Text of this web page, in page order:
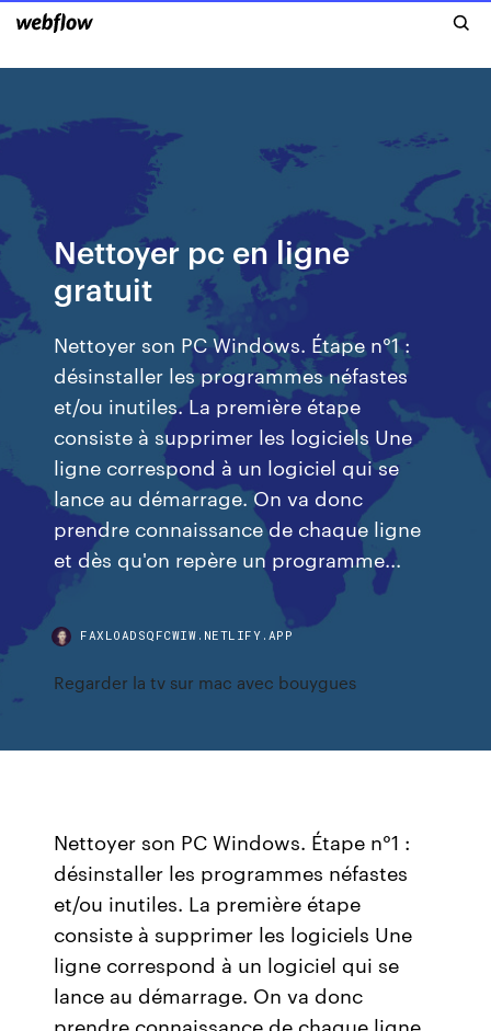
Nettoyer pc en ligne
gratuit
Nettoyer son PC Windows. Étape n°1 :
désinstaller les programmes néfastes
et/ou inutiles. La première étape
consiste à supprimer les logiciels Une
ligne correspond à un logiciel qui se
lance au démarrage. On va donc
prendre connaissance de chaque ligne
et dès qu'on repère un programme...
FAXLOADSQFCWIW.NETLIFY.APP
Regarder la tv sur mac avec bouygues
Nettoyer son PC Windows. Étape n°1 :
désinstaller les programmes néfastes
et/ou inutiles. La première étape
consiste à supprimer les logiciels Une
ligne correspond à un logiciel qui se
lance au démarrage. On va donc
prendre connaissance de chaque ligne